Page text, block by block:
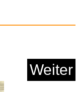
Anzeige
Weiter